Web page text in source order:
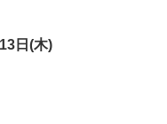
日(木)